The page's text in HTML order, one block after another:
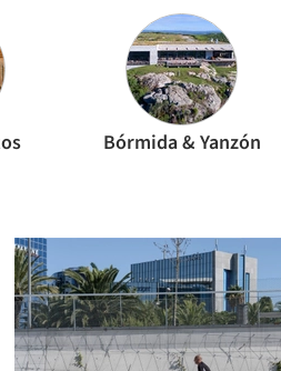
Bórmida & Yanzón